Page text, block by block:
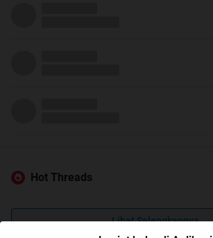
Hot Threads
Lihat Selengkapnya